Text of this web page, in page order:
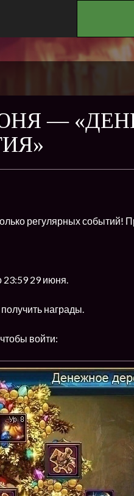
—
регулярных событий!
23:59 29 июня.
награды.
чтобы войти: